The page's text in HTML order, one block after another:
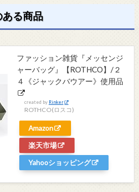
る商品
ファッション雑貨『メッセンジ
ャーバッグ』【ROTHCO】/２
４《ジャックバウアー》使用品
created by Rinker
ROTHCO(ロスコ)
Amazon
楽天市場
Yahooショッピング